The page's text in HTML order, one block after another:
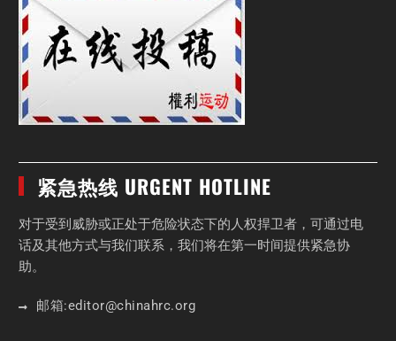
紧急热线 URGENT HOTLINE
对于受到威胁或正处于危险状态下的人权捍卫者，可通过电
话及其他方式与我们联系，我们将在第一时间提供紧急协
助。
邮箱:editor@chinahrc.org